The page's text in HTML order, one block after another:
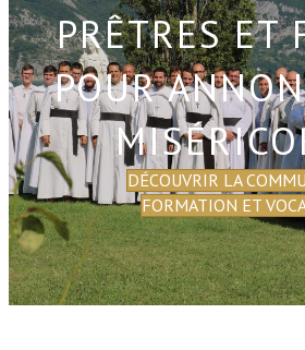
PRÊTRES ET
POUR
DÉCOUVRIR LA
FORMATION ET